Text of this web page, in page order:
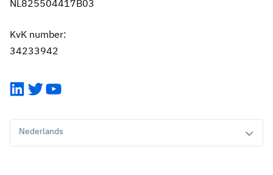
NL825504417B03
KvK number:
34233942
LinkedIn
TwitterYouTube
Nederlands